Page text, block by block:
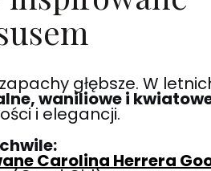
głębsze. W
waniliowe i
i elegancji.
Carolina Herrera